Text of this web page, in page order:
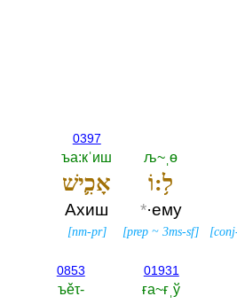
[
љ~ˌө
ל֥:וֹ
*·ему
[prep ~3ms-sf]
0397
ъа:кˈиш
אָכִ֛ישׁ
Ахиш
[nm-pr]
01931
ға~ғˌў
0853
ъěτ-‎